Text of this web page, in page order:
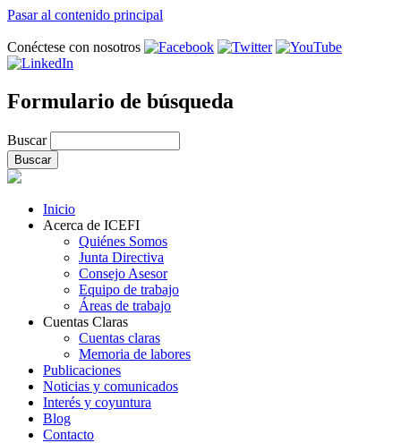
Pasar al contenido principal
Conéctese con nosotros
Formulario de búsqueda
Buscar
Inicio
Acerca de ICEFI
Quiénes Somos
Junta Directiva
Consejo Asesor
Equipo de trabajo
Áreas de trabajo
Cuentas Claras
Cuentas claras
Memoria de labores
Publicaciones
Noticias y comunicados
Interés y coyuntura
Blog
Contacto